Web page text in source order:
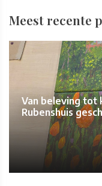
Meest recente
Van beleving tot
Rubenshuis